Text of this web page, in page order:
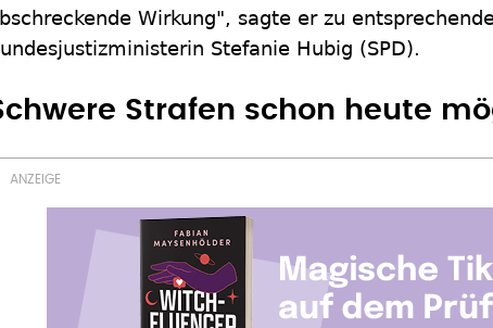
Wirkung", sagte er zu
Stefanie Hubig (SPD).
Strafen schon heute